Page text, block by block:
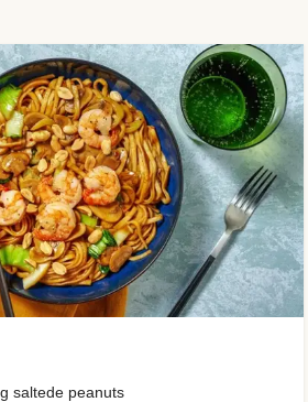
saltede peanuts